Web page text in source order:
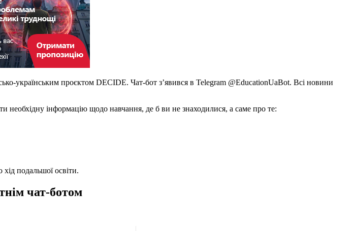
українським проєктом DECIDE. Чат-бот з’явився в Telegram @EducationUaBot. Всі новини
інформацію щодо навчання, де б ви не знаходилися, а саме про те:
подальшої освіти.
чат-ботом